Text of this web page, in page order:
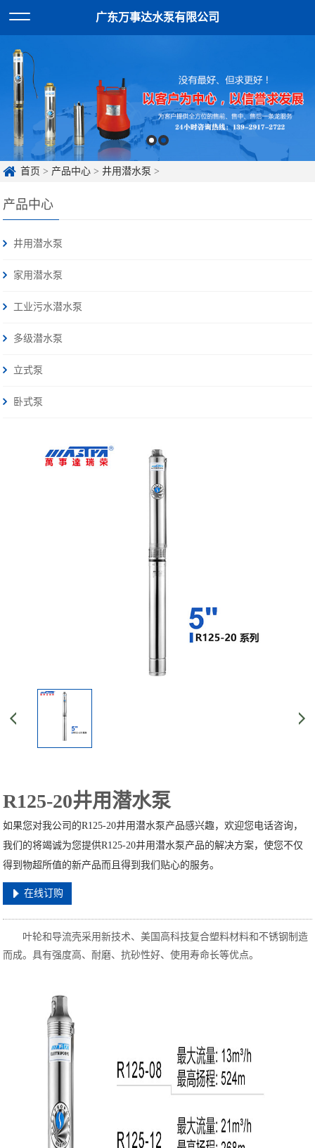
广东万事达水泵有限公司
首页 > 产品中心 >井用潜水泵 >
产品中心
井用潜水泵
家用潜水泵
工业污水潜水泵
多级潜水泵
立式泵
卧式泵
R125-20井用潜水泵
如果您对我公司的R125-20井用潜水泵产品感兴趣，欢迎您电话咨询，
我们的将竭诚为您提供R125-20井用潜水泵产品的解决方案，使您不仅
得到物超所值的新产品而且得到我们贴心的服务。
在线订购
叶轮和导流壳采用新技术、美国高科技复合塑料材料和不锈钢制造
而成。具有强度高、耐磨、抗砂性好、使用寿命长等优点。